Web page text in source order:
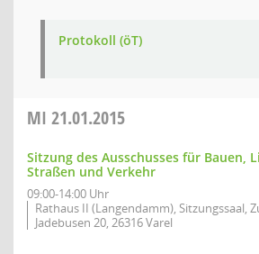
Protokoll (öT)
MI 21.01.2015
Sitzung des Ausschusses für Bauen,
Straßen und Verkehr
09:00-14:00 Uhr
Rathaus II (Langendamm), Sitzungssaal,
Jadebusen 20, 26316 Varel